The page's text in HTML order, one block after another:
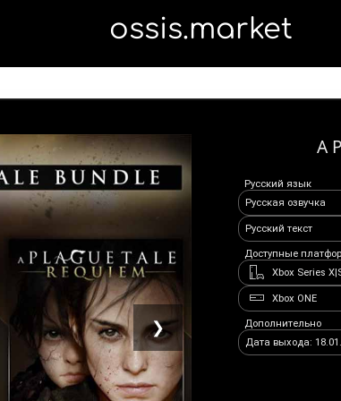
ossis.market
❯
A
Русский язык
Русская озвучка
Русский текст
Доступные
Xbox Series
Xbox ONE
Дополнительно
Дата выхода: